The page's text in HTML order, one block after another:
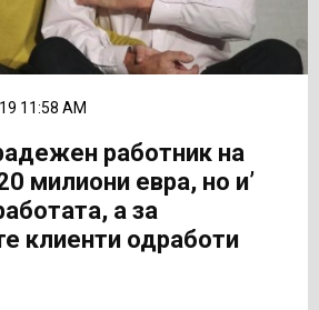
11:58 AM
работник на
милиони евра, но и’
а за
клиенти одработи